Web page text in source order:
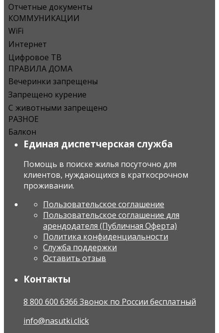
Отчетные документы
КОММУНИКАЦИИ
WiFi
Интернет
Цифровое ТВ
ПРАВИЛА ДОМА
Вечеринки запрещены
Запрещено курение
С животными запрещено
РАЗНОЕ
Балкон
Единая диспетчерская служба
Помощь в поиске жилья посуточно для
клиентов, нуждающихся в краткосрочном
проживании.
Пользовательское соглашение
Пользовательское соглашение для
арендодателя (Публичная Оферта)
Политика конфиденциальности
Служба поддержки
Оставить отзыв
Контакты
8 800 600 6366 Звонок по России бесплатный
info@nasutki.click